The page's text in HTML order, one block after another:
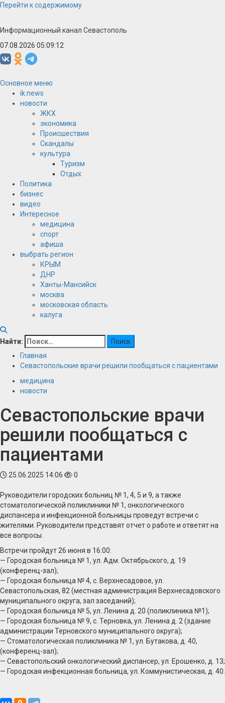
Перейти к содержимому
Информационный канал Севастополь
07.08.2026 05:09:12
Основное меню
ik.news
новости
ЖКХ
экономика
Происшествия
Скандалы
культура
Туризм
Отдых
Политика
бизнес
видео
Интересное
медицина
спорт
афиша
выбрать регион
КРЫМ
ДНР
Ханты-Мансийск
москва
московская область
калуга
Найти:
Главная
Севастопольские врачи решили пообщаться с пациентами
медицина
новости
Севастопольские врачи
решили пообщаться с
пациентами
25.06.2025 14:06 0
Руководители городских больниц № 1, 4, 5 и 9, а также
стоматологической поликлиники № 1, онкологического
диспансера и инфекционной больницы проведут встречи с
жителями. Руководители представят отчет о работе и ответят на
все вопросы.
Встречи пройдут 26 июня в 16:00:
— Городская больница № 1, ул. Адм. Октябрьского, д. 19
(конференц-зал);
— Городская больница № 4, с. Верхнесадовое, ул.
Севастопольская, 82 (местная администрация Верхнесадовского
муниципального округа, зал заседаний);
— Городская больница № 5, ул. Ленина д. 20 (поликлиника №1);
— Городская больница № 9, с. Терновка, ул. Ленина д. 2 (здание
администрации Терновского муниципального округа);
— Стоматологическая поликлиника № 1, ул. Бутакова, д. 40,
(конференц-зал);
— Севастопольский онкологический диспансер, ул. Ерошенко, д. 13;
— Городская инфекционная больница, ул. Коммунистическая, д. 40.